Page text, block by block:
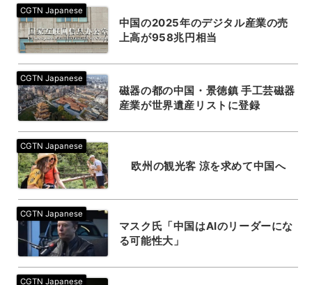
中国の2025年のデジタル産業の売
上高が958兆円相当
磁器の都の中国・景徳鎮 手工芸磁器
産業が世界遺産リストに登録
欧州の観光客 涼を求めて中国へ
マスク氏「中国はAIのリーダーにな
る可能性大」